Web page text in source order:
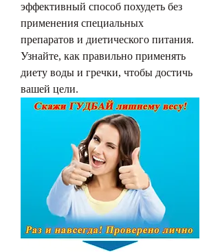
эффективный способ похудеть без
применения специальных
препаратов и диетического питания.
Узнайте, как правильно применять
диету воды и гречки, чтобы достичь
вашей цели.